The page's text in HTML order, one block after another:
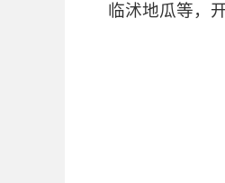
临沭地瓜等，